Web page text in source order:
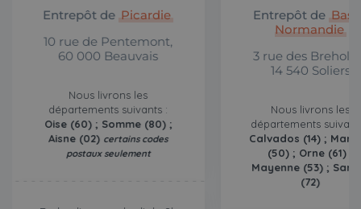
Entrepôt de Picardie
10 rue de Pentemont,
60 000 Beauvais
Nous livrons les
départements suivants :
Oise (60) ; Somme (80) ;
Aisne (02) certains codes
postaux seulement
Entrepôt de
Normandie
3 rue des
14 540 Soliers
Nous livrons les
départements
Calvados (14) ;
(50) ; Orne (61) ;
Mayenne (53) ;
(72)